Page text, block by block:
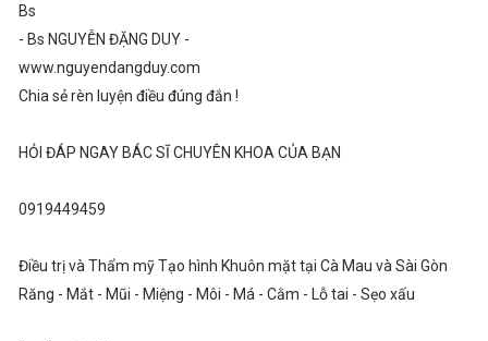
Bs
- Bs NGUYỄN ĐẶNG DUY -
www.nguyendangduy.com
Chia sẻ rèn luyện điều đúng đắn !
HỎI ĐÁP NGAY BÁC SĨ CHUYÊN KHOA CỦA BẠN
0919449459
Điều trị và Thẩm mỹ Tạo hình Khuôn mặt tại Cà Mau và Sài Gòn
Răng - Mắt - Mũi - Miệng - Môi - Má - Cằm - Lỗ tai - Sẹo xấu